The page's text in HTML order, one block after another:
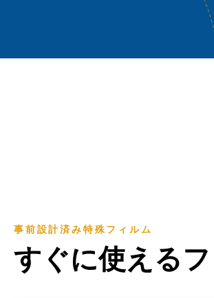
事前設計済み特殊フィルム
すぐに使える